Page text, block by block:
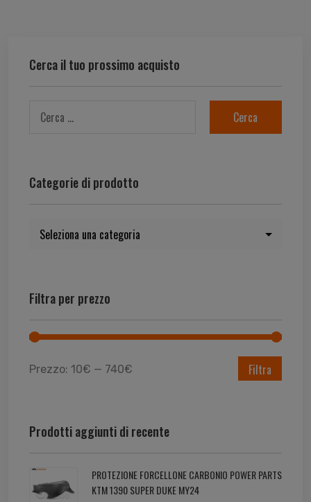
Cerca il tuo prossimo acquisto
Categorie di prodotto
Filtra per prezzo
Filtra
Prezzo: 10€ — 740€
Prodotti aggiunti di recente
PROTEZIONE FORCELLONE CARBONIO POWER PARTS
KTM 1390 SUPER DUKE MY24